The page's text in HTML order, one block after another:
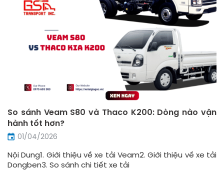
So sánh Veam S80 và Thaco K200: Dòng nào vận
hành tốt hơn?
01/04/2026
Nội Dung1. Giới thiệu về xe tải Veam2. Giới thiệu về xe tải
Dongben3. So sánh chi tiết xe tải